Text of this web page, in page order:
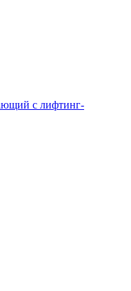
с лифтинг-